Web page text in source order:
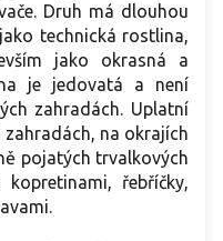
Druh má dlouhou
technická rostlina,
jako okrasná a
je jedovatá a není
zahradách. Uplatní
na okrajích
pojatých trvalkových
řebříčky,